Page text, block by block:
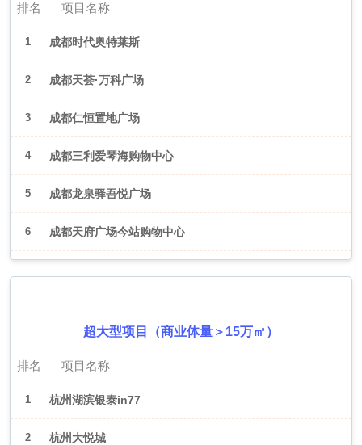
排名 项目名称
1 成都时代奥特莱斯
2 成都天荟·万科广场
3 成都仁恒置地广场
4 成都三利爱琴海购物中心
5 成都龙泉驿吾悦广场
6 成都天府广场今站购物中心
超大型项目（商业体量＞15万㎡）
排名 项目名称
1 杭州湖滨银泰in77
2 杭州大悦城